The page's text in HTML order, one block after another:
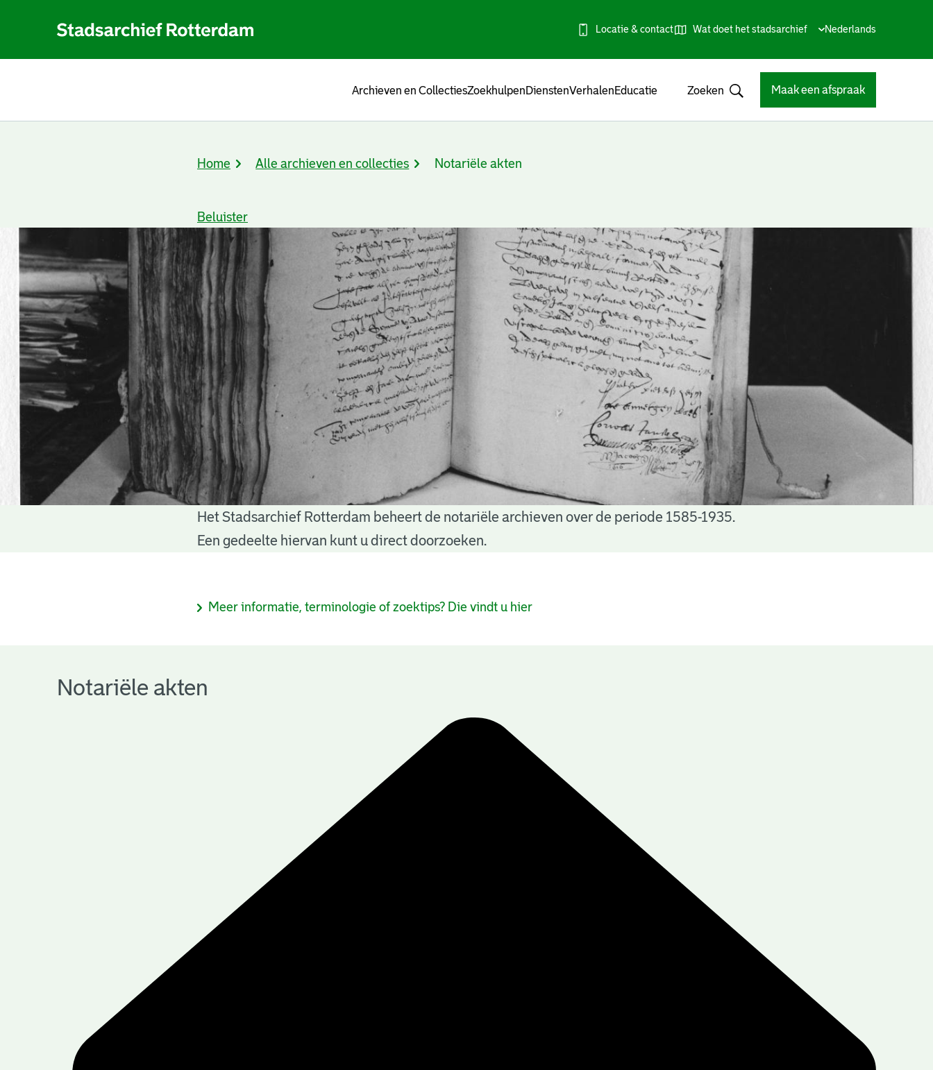
Locatie & contact Wat doet het stadsarchief
Huidige
Nederlands
Archieven en CollectiesZoekhulpenDienstenVerhalenEducatie Zoeken Maak een afspraak
Kruimelpad
Home Alle archieven en collecties Notariële akten
Beluister
Het Stadsarchief Rotterdam beheert de notariële archieven over de periode 1585-1935.
Een gedeelte hiervan kunt u direct doorzoeken.
Informatiepagina's
archieven
Meer informatie, terminologie of zoektips? Die vindt u hier
Notariële akten